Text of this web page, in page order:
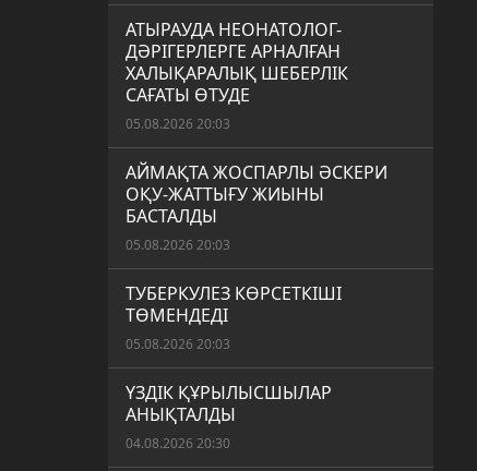
АТЫРАУДА НЕОНАТОЛОГ-
ДӘРІГЕРЛЕРГЕ АРНАЛҒАН
ХАЛЫҚАРАЛЫҚ ШЕБЕРЛІК
САҒАТЫ ӨТУДЕ
05.08.2026 20:03
АЙМАҚТА ЖОСПАРЛЫ ӘСКЕРИ
ОҚУ-ЖАТТЫҒУ ЖИЫНЫ
БАСТАЛДЫ
05.08.2026 20:03
ТУБЕРКУЛЕЗ КӨРСЕТКІШІ
ТӨМЕНДЕДІ
05.08.2026 20:03
ҮЗДІК ҚҰРЫЛЫСШЫЛАР
АНЫҚТАЛДЫ
04.08.2026 20:30